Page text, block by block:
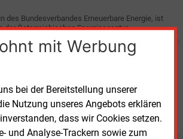
mit Werbung
bei der Bereitstellung unserer
Nutzung unseres Angebots erklären
dass wir Cookies setzen.
und Analyse-Trackern sowie zum
des Bundesverbandes Erneuerbare Energie, ist
der Österreichischen Energieagentur.
Freitag, 18.09.2020, 16:31
Zeit, ihre Stellungnahme zur EEG-Novelle
viele Kritikpunkte.